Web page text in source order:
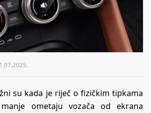
su kada je riječ o fizičkim tipkama
ometaju vozača od ekrana